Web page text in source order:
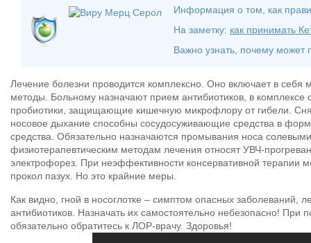
Информация о том, как
На заметку: как принимать
Важно узнать, почему может
Лечение болезни проводится комплексно. Оно включает в себя
методы. Больному назначают прием антибиотиков, в комплексе
пробиотики, защищающие кишечную микрофлору от гибели.
носовое дыхание способны сосудосуживающие средства в
средства. Обязательно назначаются промывания носа
физиотерапевтическим методам лечения относят УВЧ-
электрофорез. При неэффективности консервативной терапии
прокол пазух. Но это крайние меры.
Как видно, гной в носоглотке – симптом опасных заболеваний,
антибиотиков. Назначать их самостоятельно небезопасно! При
обязательно обратитесь к ЛОР-врачу. Здоровья!